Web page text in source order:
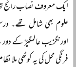
ایک معروف نصاب رائج
علوم بھی شامل تھے۔
اورنگزیب عالمگیرؒ کے
فرنگی محل کی یہ کوٹھی